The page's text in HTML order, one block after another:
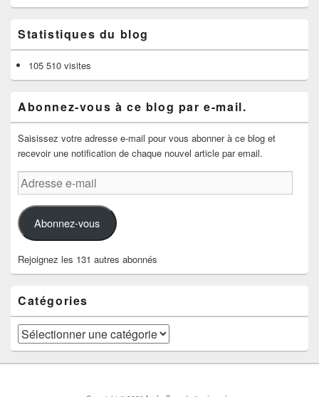
Statistiques du blog
105 510 visites
Abonnez-vous à ce blog par e-mail.
Saisissez votre adresse e-mail pour vous abonner à ce blog et
recevoir une notification de chaque nouvel article par email.
Adresse
e-
mail
Abonnez-vous
Rejoignez les 131 autres abonnés
Catégories
Catégories